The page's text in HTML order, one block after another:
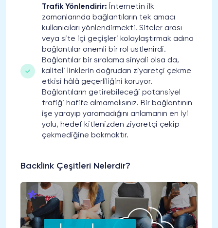
Trafik Yönlendirir: İnternetin ilk
zamanlarında bağlantıların tek amacı
kullanıcıları yönlendirmekti. Siteler arası
veya site içi geçişleri kolaylaştırmak adına
bağlantılar önemli bir rol üstlenirdi.
Bağlantılar bir sıralama sinyali olsa da,
kaliteli linklerin doğrudan ziyaretçi çekme
etkisi hâlâ geçerliliğini koruyor.
Bağlantıların getirebileceği potansiyel
trafiği hafife almamalısınız. Bir bağlantının
işe yarayıp yaramadığını anlamanın en iyi
yolu, hedef kitlenizden ziyaretçi çekip
çekmediğine bakmaktır.
Backlink Çeşitleri Nelerdir?